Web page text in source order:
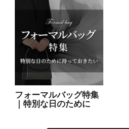
フォーマルバッグ特集
｜特別な日のために